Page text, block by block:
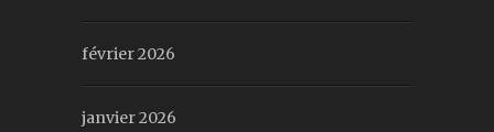
février 2026
janvier 2026